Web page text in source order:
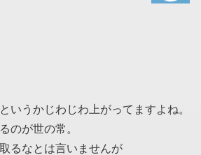
いうかじわじわ上がってますよね。
のが世の常。
るなとは言いませんが